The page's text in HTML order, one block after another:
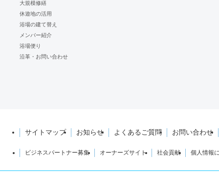
大規模修繕
休遊地の活用
浴場の建て替え
メンバー紹介
浴場便り
沿革・お問い合わせ
サイトマップ お知らせ よくあるご質問 お問い合わせ
ビジネスパートナー募集 オーナーズサイト 社会貢献 個人情報